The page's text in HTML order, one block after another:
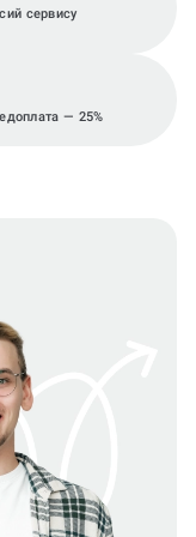
сервису
— 25%